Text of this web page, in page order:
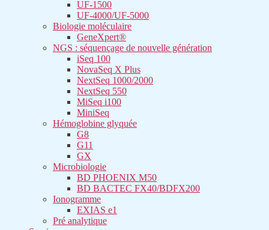
UF-1500
UF-4000/UF-5000
Biologie moléculaire
GeneXpert®
NGS : séquençage de nouvelle génération
iSeq 100
NovaSeq X Plus
NextSeq 1000/2000
NextSeq 550
MiSeq i100
MiniSeq
Hémoglobine glyquée
G8
G11
GX
Microbiologie
BD PHOENIX M50
BD BACTEC FX40/BDFX200
Ionogramme
EXIAS e1
Pré analytique